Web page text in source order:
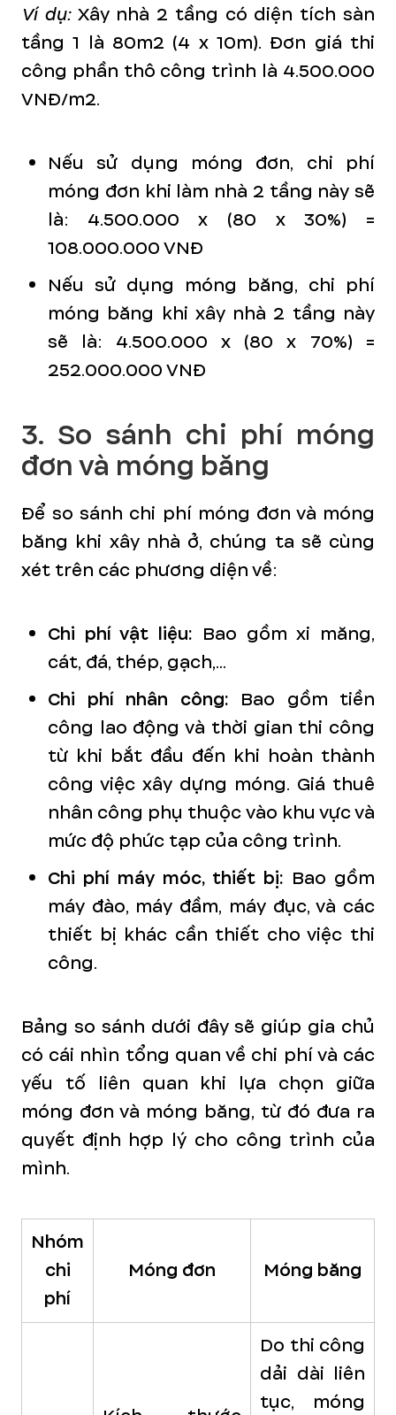
Ví dụ:Xây nhà 2 tầng có diện tích sàn
tầng 1 là 80m2 (4 x 10m). Đơn giá thi
công phần thô công trình là 4.500.000
VNĐ/m2.
Nếu sử dụng móng đơn, chi phí
móng đơn khi làm nhà 2 tầng này sẽ
là: 4.500.000 x (80 x 30%) =
108.000.000 VNĐ
Nếu sử dụng móng băng, chi phí
móng băng khi xây nhà 2 tầng này
sẽ là: 4.500.000 x (80 x 70%) =
252.000.000 VNĐ
3. So sánh chi phí móng
đơn và móng băng
Để so sánh chi phí móng đơn và móng
băng khi xây nhà ở, chúng ta sẽ cùng
xét trên các phương diện về:
Chi phí vật liệu: Bao gồm xi măng,
cát, đá, thép, gạch,...
Chi phí nhân công: Bao gồm tiền
công lao động và thời gian thi công
từ khi bắt đầu đến khi hoàn thành
công việc xây dựng móng. Giá thuê
nhân công phụ thuộc vào khu vực và
mức độ phức tạp của công trình.
Chi phí máy móc, thiết bị: Bao gồm
máy đào, máy đầm, máy đục, và các
thiết bị khác cần thiết cho việc thi
công.
Bảng so sánh dưới đây sẽ giúp gia chủ
có cái nhìn tổng quan về chi phí và các
yếu tố liên quan khi lựa chọn giữa
móng đơn và móng băng, từ đó đưa ra
quyết định hợp lý cho công trình của
mình.
Nhóm
chi
phí
Móng đơn Móng băng
Do thi công
dải dài liên
tục, móng